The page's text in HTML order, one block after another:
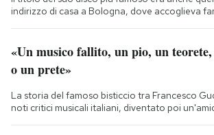
indirizzo di casa a Bologna, dove accoglieva
«Un musico fallito, un pio, un
o un prete»
La storia del famoso bisticcio tra Francesco
noti critici musicali italiani, diventato poi